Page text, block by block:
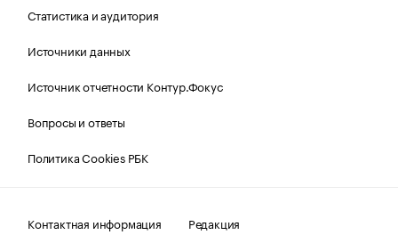
Статистика и аудитория
Источники данных
Источник отчетности Контур.Фокус
Вопросы и ответы
Политика Cookies РБК
Контактная информация Редакция